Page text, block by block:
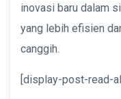
inovasi baru dalam
yang lebih efisien
canggih.
[display-post-read-